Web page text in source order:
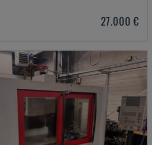
27.000 €